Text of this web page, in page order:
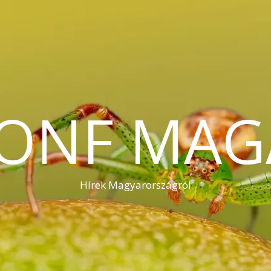
Hírek Magyarországról